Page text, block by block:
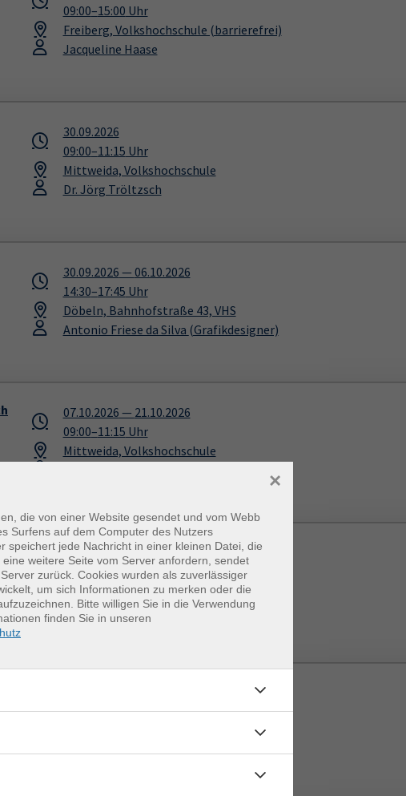
09:00–15:00 Uhr
Freiberg, Volkshochschule (barrierefrei)
Jacqueline Haase
30.09.2026
09:00–11:15 Uhr
Mittweida, Volkshochschule
Dr. Jörg Tröltzsch
30.09.2026 — 06.10.2026
14:30–17:45 Uhr
Döbeln, Bahnhofstraße 43, VHS
Antonio Friese da Silva (Grafikdesigner)
07.10.2026 — 21.10.2026
09:00–11:15 Uhr
Mittweida, Volkshochschule
08.10.2026
17:30–19:45Uhr
Mittweida, Volkshochschule
Annika Schröder(Englisch-Kursleiterin)
15:00–18:15Uhr
Freiberg, Volkshochschule (barrierefrei)
Antonio Friese da Silva(Grafikdesigner)
die von einer Website gesendet und vom Webb
Surfens auf dem Computer des Nutzers
speichert jede Nachricht in einer kleinen Datei, die
weitere Seite vom Server anfordern, sendet
zurück. Cookies wurden als zuverlässiger
um sich Informationen zu merken oder die
Bitte willigen Sie in die Verwendung
finden Sie in unseren
×